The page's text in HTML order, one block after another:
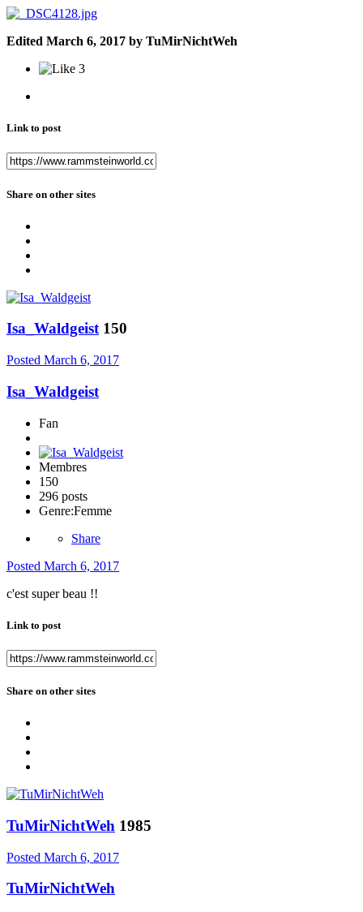
Edited March 6, 2017 by TuMirNichtWeh
3
Link to post
Share on other sites
Isa_Waldgeist 150
Posted March 6, 2017
Isa_Waldgeist
Fan
Membres
150
296 posts
Genre:Femme
Share
Posted March 6, 2017
c'est super beau !!
Link to post
Share on other sites
TuMirNichtWeh 1985
Posted March 6, 2017
TuMirNichtWeh